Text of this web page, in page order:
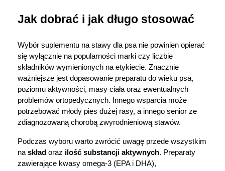
Jak dobrać i jak długo stosować
Wybór suplementu na stawy dla psa nie powinien opierać
się wyłącznie na popularności marki czy liczbie
składników wymienionych na etykiecie. Znacznie
ważniejsze jest dopasowanie preparatu do wieku psa,
poziomu aktywności, masy ciała oraz ewentualnych
problemów ortopedycznych. Innego wsparcia może
potrzebować młody pies dużej rasy, a innego senior ze
zdiagnozowaną chorobą zwyrodnieniową stawów.
Podczas wyboru warto zwrócić uwagę przede wszystkim
na skład oraz ilość substancji aktywnych. Preparaty
zawierające kwasy omega-3 (EPA i DHA),